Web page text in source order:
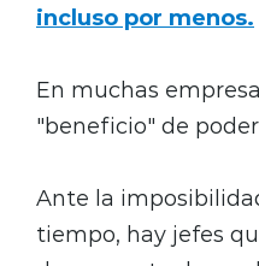
incluso por menos.
En muchas
"beneficio" de
Ante la
tiempo, hay jefes